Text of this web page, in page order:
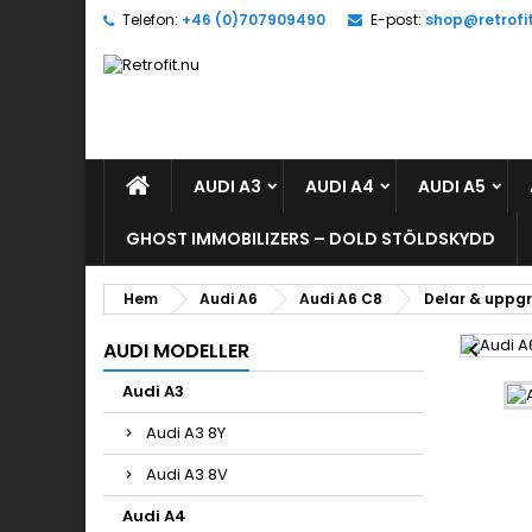
Telefon: +46 (0)707909490 E-post:
AUDI A3 AUDI A4 AUDI A5
GHOST IMMOBILIZERS – DOLD STÖLDSKYDD
Hem Audi A6 Audi A6 C8 Delar &
AUDI MODELLER
Audi A3
Audi A3 8Y
Audi A3 8V
Audi A4
